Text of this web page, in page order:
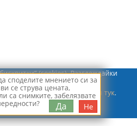
споделите мнението си за
се струва цената,
са снимките, забелязвате
Да Не
© 2026 - Рапид Солюшънс ЕООД
(cookies). Разглеждайки
Вие се съгласявате с
Повече информация тук.